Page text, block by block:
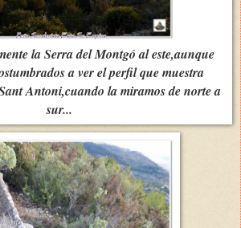
la Serra del Montgó al este,aunque
a ver el perfil que muestra
Antoni,cuando la miramos de norte a
sur...